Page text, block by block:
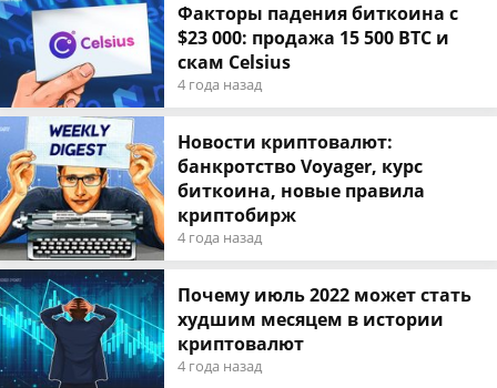
Факторы падения биткоина с
$23 000: продажа 15 500 BTC и
скам Celsius
4 года назад
Новости криптовалют:
банкротство Voyager, курс
биткоина, новые правила
криптобирж
4 года назад
Почему июль 2022 может стать
худшим месяцем в истории
криптовалют
4 года назад